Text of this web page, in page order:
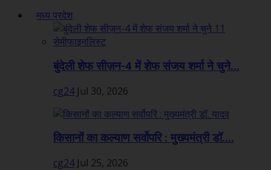
मध्य प्रदेश
बुंदेली शेफ सीज़न-4 में शेफ संजय शर्मा ने चुने...
cg24 Jul 30, 2026
किसानों का कल्याण सर्वोपरि : मुख्यमंत्री डॉ....
cg24 Jul 25, 2026